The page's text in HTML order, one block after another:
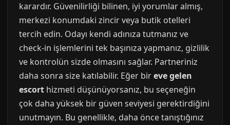
karardır. Güvenilirliği bilinen, iyi yorumlar almış,
merkezi konumdaki zincir veya butik otelleri
tercih edin. Odayı kendi adınıza tutmanız ve
check-in işlemlerini tek başınıza yapmanız, gizlilik
ve kontrolün sizde olmasını sağlar. Partneriniz
daha sonra size katılabilir. Eğer bireve gelen
escort hizmeti düşünüyorsanız, bu seçeneğin
çok daha yüksek bir güven seviyesi gerektirdiğini
unutmayın. Bu genellikle, daha önce tanıştığınız